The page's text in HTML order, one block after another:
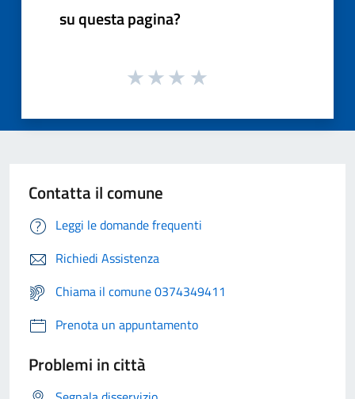
su questa pagina?
Contatta il comune
Leggi le domande frequenti
Richiedi Assistenza
Chiama il comune 0374349411
Prenota un appuntamento
Problemi in città